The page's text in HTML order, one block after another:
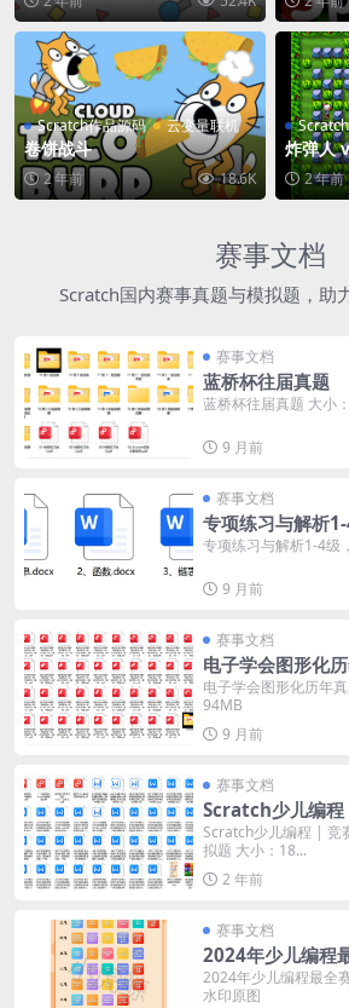
Scratch作品源码 云变量联机
卷饼战斗
2 年前 18.6K
炸弹人
2 年前
赛事文档
Scratch国内赛事真题与模拟题，助
赛事文档
蓝桥杯往届真题
蓝桥杯往届真题 大小
9 月前
赛事文档
专项练习与解析
专项练习与解析1-4级
9 月前
赛事文档
电子学会图形化
电子学会图形化历年
94MB
9 月前
赛事文档
Scratch少儿编
真题 | 模拟题
Scratch少儿编程 |
拟题 大小：18...
2 年前
赛事文档
2024年少儿编程
2024年少儿编程最全
水印原图